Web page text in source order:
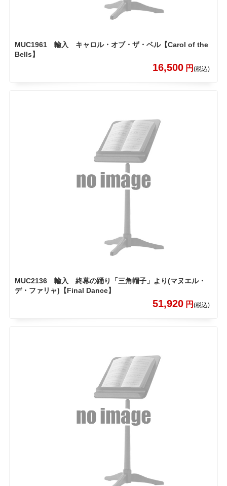
MUC1961 輸入 キャロル・オブ・ザ・ベル【Carol of the
Bells】
16,500 円(税込)
MUC2136 輸入 終幕の踊り「三角帽子」より(マヌエル・
デ・ファリャ)【Final Dance】
51,920 円(税込)